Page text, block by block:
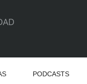
PODCASTS